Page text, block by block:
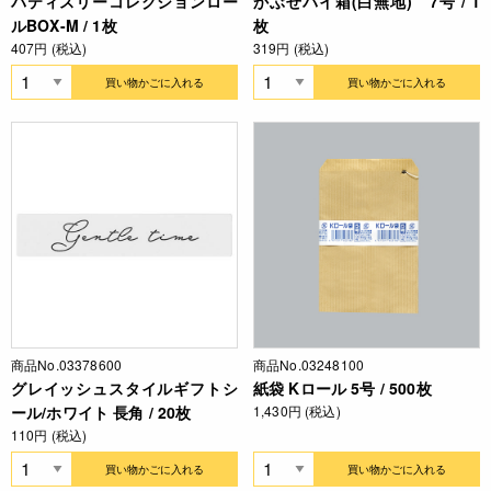
ルBOX-M / 1枚
407円 (税込)
買い物かごに入れる
枚
319円 (税込)
買い物かごに入れる
商品No.03378600
グレイッシュスタイルギフトシ
ール/ホワイト 長角 / 20枚
110円 (税込)
買い物かごに入れる
商品No.03248100
紙袋 Kロール 5号 / 500枚
1,430円 (税込)
買い物かごに入れる